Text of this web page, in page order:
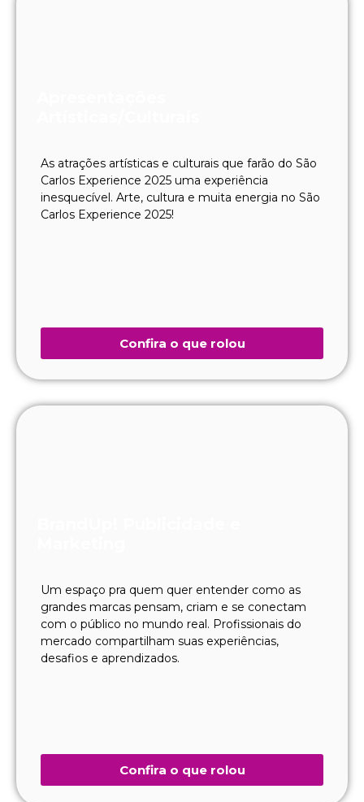
As atrações artísticas e culturais que farão do São
Carlos Experience 2025 uma experiência
inesquecível. Arte, cultura e muita energia no São
Carlos Experience 2025!
Confira o que rolou
Um espaço pra quem quer entender como as
grandes marcas pensam, criam e se conectam
com o público no mundo real. Profissionais do
mercado compartilham suas experiências,
desafios e aprendizados.
Confira o que rolou